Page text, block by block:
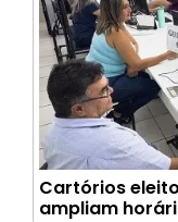
Cartórios
ampliam